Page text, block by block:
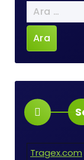
Arama:
Tragex.com